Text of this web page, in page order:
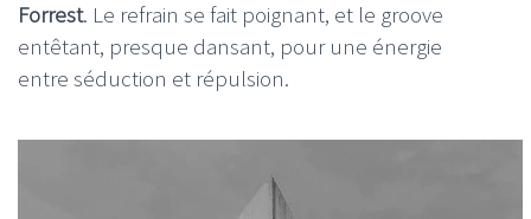
Forrest. Le refrain se fait poignant, et le groove
entêtant, presque dansant, pour une énergie
entre séduction et répulsion.